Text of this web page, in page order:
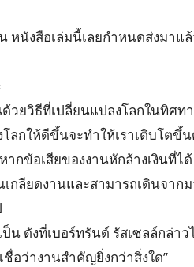
หนังสือเล่มนี้เลยกำหนดส่งมา
วยวิธีที่เปลี่ยนแปลงโลกในทิศท
ลกให้ดีขึ้นจะทำให้เราเติบโตขึ้
ากข้อเสียของงานหักล้างเงินที่
ลียดงานและสามารถเดินจากม
ดังที่เบอร์ทรันด์ รัสเซลล์กล่าว
อว่างานสำคัญยิ่งกว่าสิ่งใด”